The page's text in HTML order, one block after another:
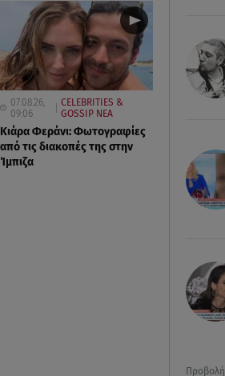
Προβολή
07.08.26,
09:06
CELEBRITIES &
GOSSIP ΝΕΑ
Κιάρα Φεράνι: Φωτογραφίες
από τις διακοπές της στην
Ίμπιζα